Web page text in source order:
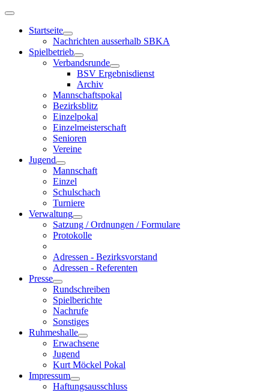
Startseite
Nachrichten ausserhalb SBKA
Spielbetrieb
Verbandsrunde
BSV Ergebnisdienst
Archiv
Mannschaftspokal
Bezirksblitz
Einzelpokal
Einzelmeisterschaft
Senioren
Vereine
Jugend
Mannschaft
Einzel
Schulschach
Turniere
Verwaltung
Satzung / Ordnungen / Formulare
Protokolle
Adressen - Bezirksvorstand
Adressen - Referenten
Presse
Rundschreiben
Spielberichte
Nachrufe
Sonstiges
Ruhmeshalle
Erwachsene
Jugend
Kurt Möckel Pokal
Impressum
Haftungsausschluss